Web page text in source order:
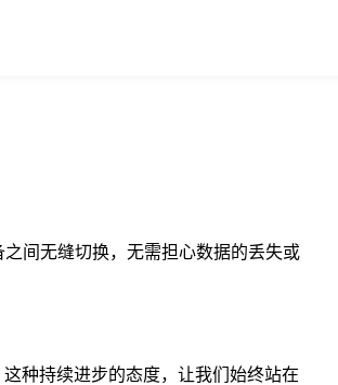
间无缝切换，无需担心数据的丢失或
种持续进步的态度，让我们始终站在